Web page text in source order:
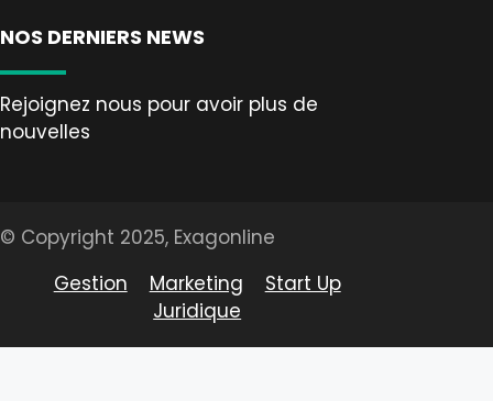
NOS DERNIERS NEWS
Rejoignez nous pour avoir plus de
nouvelles
© Copyright 2025, Exagonline
Gestion
Marketing
Start Up
Juridique